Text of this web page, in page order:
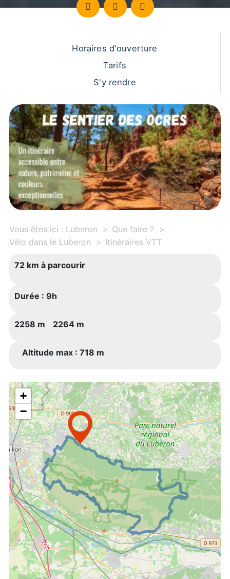
Horaires d'ouverture
Tarifs
S'y rendre
Vous êtes ici : Luberon
Que faire ?
Vélo dans le Luberon
Itinéraires VTT
72 km à parcourir
Durée : 9h
2258 m 2264 m
Altitude max : 718 m
+
−